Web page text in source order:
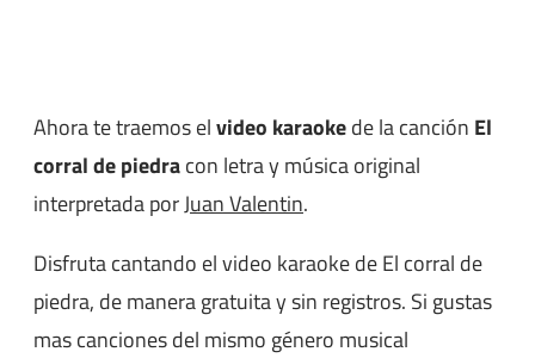
Ahora te traemos elvideo karaokede la canción El
corral de piedracon letra y música original
interpretada porJuan Valentin.
Disfruta cantando el video karaoke de El corral de
piedra, de manera gratuita y sin registros. Si gustas
mas canciones del mismo género musical